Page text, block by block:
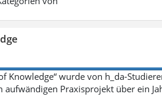
Knowledge“ wurde von h_da-
aufwändigen Praxisprojekt über ein